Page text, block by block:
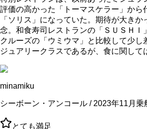
評価の高かった「トーマスケラー」から
「ソリス」になっていた。期待が大き
念。和食寿司レストランの「ＳＵＳＨＩ
クルーズの「ウミウマ」と比較して少し
ジュアリークラスであるが、食に関し
minamiku
シーボーン・アンコール / 2023年11月乗
とても満足